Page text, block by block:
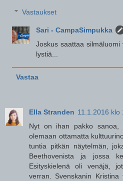
Vastaukset
Sari - CampaSimpukka
Joskus saattaa
lystiä...
Vastaa
Ella Stranden 11.1.2016 klo
Nyt on ihan pakko sanoa,
olemaan ottamatta
tuntia pitkän näytelmän,
Beethovenista ja jossa
Esityskielenä oli venäjä,
verran. Svenskanin Kristina